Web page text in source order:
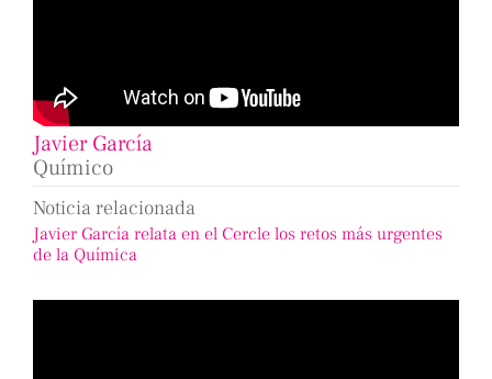
Javier García
Químico
Noticia relacionada
Javier García relata en el Cercle los retos más urgentes
de la Química